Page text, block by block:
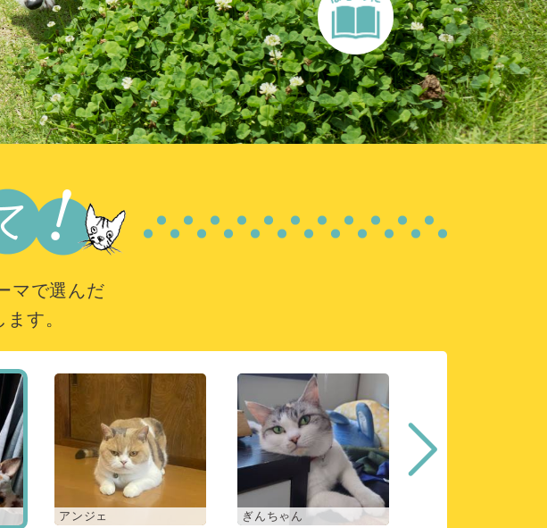
マで選んだ
す。
アンジェ ぎんちゃん